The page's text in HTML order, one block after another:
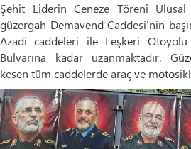
Şehit Liderin Ceneze Töreni Ulusal
güzergah Demavend Caddesi’nin
Azadi caddeleri ile Leşkeri
Bulvarına kadar uzanmaktadır.
kesen tüm caddelerde araç ve